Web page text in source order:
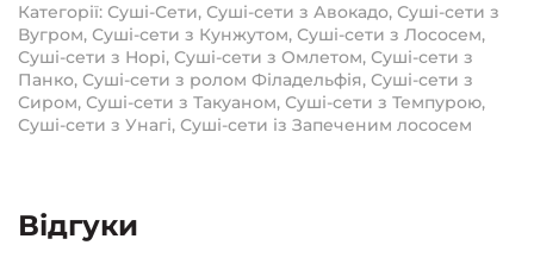
Категорії: Суші-Сети, Суші-сети з Авокадо, Суші-сети з
Вугром, Суші-сети з Кунжутом, Суші-сети з Лососем,
Суші-сети з Норі, Суші-сети з Омлетом, Суші-сети з
Панко, Суші-сети з ролом Філадельфія, Суші-сети з
Сиром, Суші-сети з Такуаном, Суші-сети з Темпурою,
Суші-сети з Унагі, Суші-сети із Запеченим лососем
Відгуки